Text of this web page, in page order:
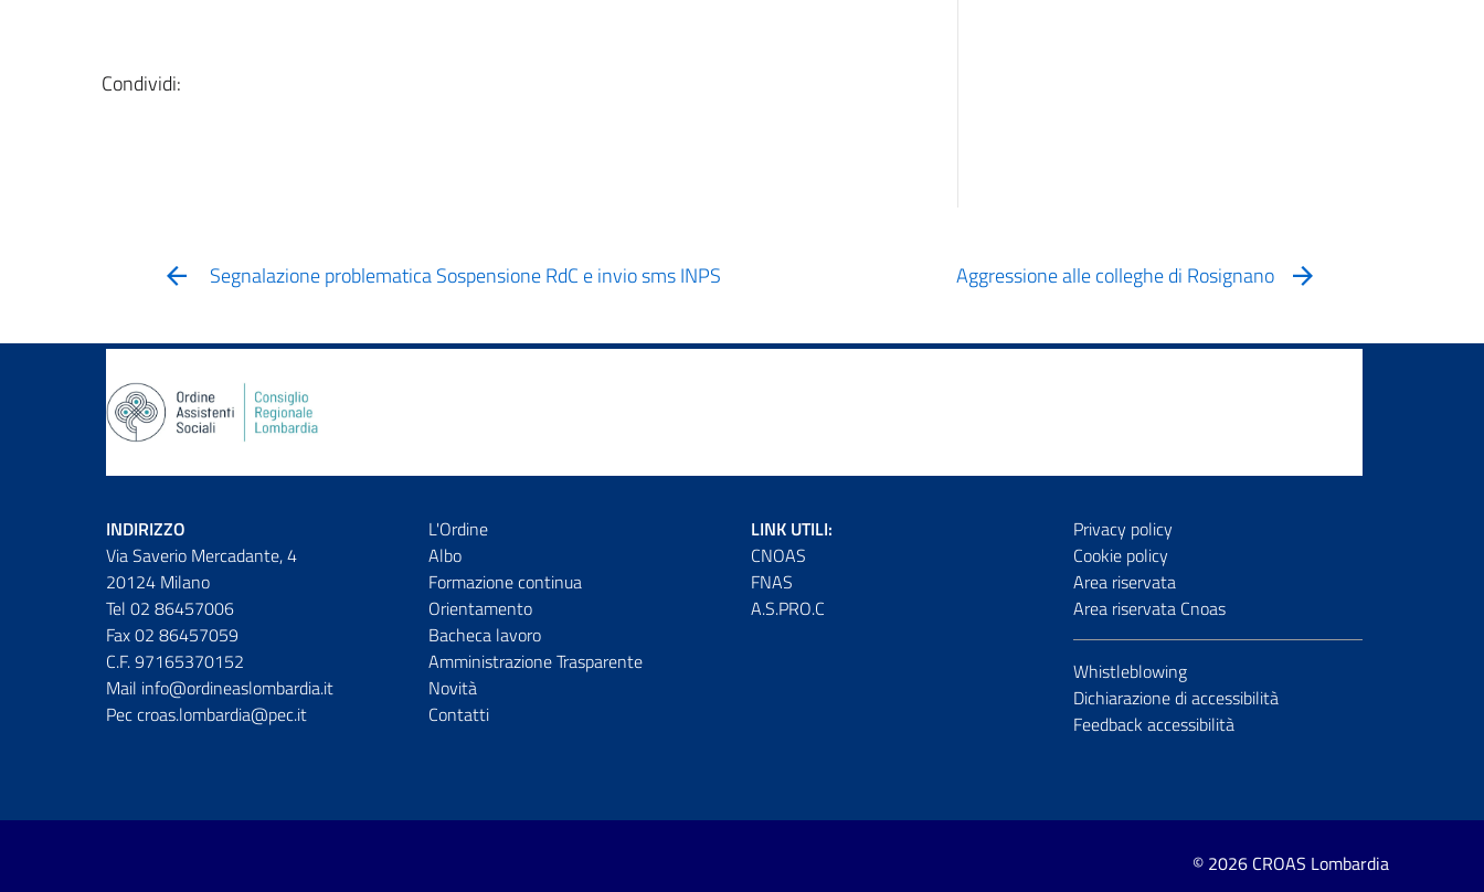
Condividi:
Segnalazione problematica Sospensione RdC e invio sms INPS Aggressione alle colleghe di Rosignano
INDIRIZZO
Via Saverio Mercadante, 4
20124 Milano
Tel 02 86457006
Fax 02 86457059
C.F. 97165370152
Mail info@ordineaslombardia.it
Pec croas.lombardia@pec.it
L'Ordine
Albo
Formazione continua
Orientamento
Bacheca lavoro
Amministrazione Trasparente
Novità
Contatti
LINK UTILI:
CNOAS
FNAS
A.S.PRO.C
Privacy policy
Cookie policy
Area riservata
Area riservata Cnoas
Whistleblowing
Dichiarazione di accessibilità
Feedback accessibilità
© 2026 CROAS Lombardia